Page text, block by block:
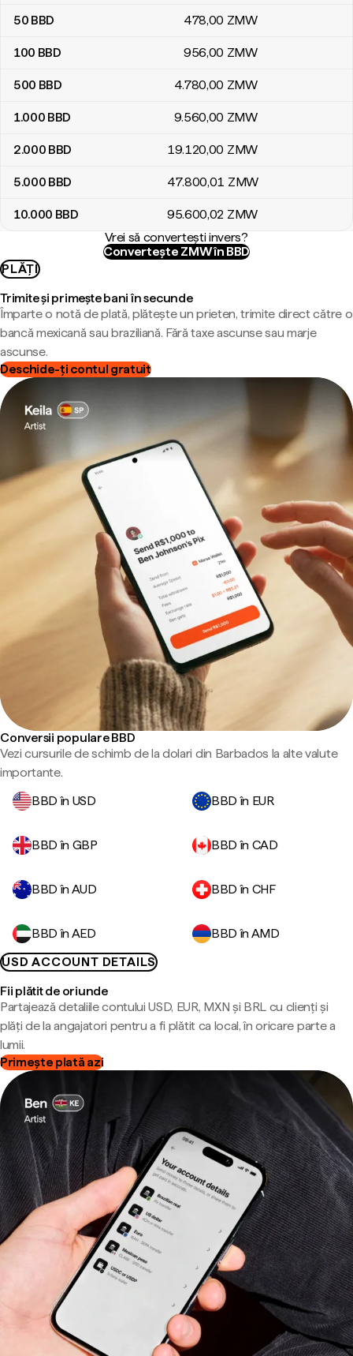
50 BBD 478,00 ZMW
100 BBD 956,00 ZMW
500 BBD 4.780,00 ZMW
1.000 BBD 9.560,00 ZMW
2.000 BBD 19.120,00 ZMW
5.000 BBD 47.800,01 ZMW
10.000 BBD 95.600,02 ZMW
Vrei să convertești invers?
Convertește ZMW în BBD
PLĂȚI
Trimite și primește bani în secunde
Împarte o notă de plată, plătește un prieten, trimite direct către o
bancă mexicană sau braziliană. Fără taxe ascunse sau marje
ascunse.
Deschide-ți contul gratuit
Conversii populare BBD
Vezi cursurile de schimb de la dolari din Barbados la alte valute
importante.
BBD în USD
BBD în EUR
BBD în GBP BBD în CAD
BBD în AUD BBD în CHF
BBD în AED
BBD în AMD
USD ACCOUNT DETAILS
Fii plătit de oriunde
Partajează detaliile contului USD, EUR, MXN și BRL cu clienți și
plăți de la angajatori pentru a fi plătit ca local, în oricare parte a
lumii.
Primește plată azi